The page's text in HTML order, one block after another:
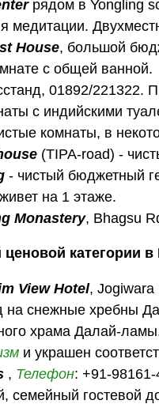
рядом в Yongling
медитации.
House, большой
с общей ванной.
01892/221322.
с индийскими
комнаты, в
(TIPA-road) -
- чистый бюджетный
на 1 этаже.
Monastery, Bhagsu
категории
View Hotel,
на снежные хребны
храма Далай-
и украшен
, Телефон: +91-
семейный гостевой